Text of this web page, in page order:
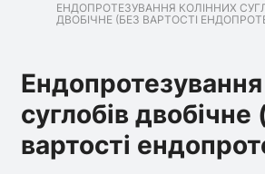
ЕНДОПРОТЕЗУВАННЯ КОЛІННИХ
ДВОБІЧНЕ (БЕЗ ВАРТОСТІ
Ендопротезування
суглобів двобічне
вартості